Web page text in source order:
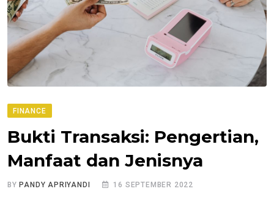
FINANCE
Bukti Transaksi: Pengertian,
Manfaat dan Jenisnya
BYPANDY APRIYANDI 16 SEPTEMBER 2022